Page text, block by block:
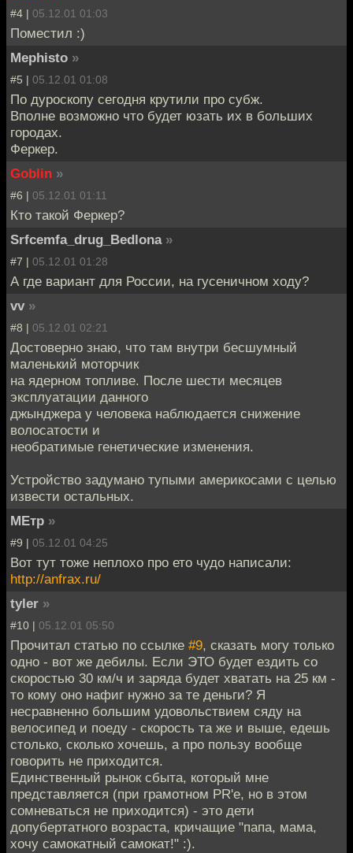
#4 | 05.12.01 01:03
Поместил :)
Mephisto »
#5 | 05.12.01 01:08
По дуроскопу сегодня крутили про субж.
Вполне возможно что будет юзать их в больших
городах.
Феркер.
Goblin »
#6 | 05.12.01 01:11
Кто такой Феркер?
Srfcemfa_drug_Bedlona »
#7 | 05.12.01 01:28
А где вариант для России, на гусеничном ходу?
vv »
#8 | 05.12.01 02:21
Достоверно знаю, что там внутри бесшумный
маленький моторчик
на ядерном топливе. После шести месяцев
эксплуатации данного
джынджера у человека наблюдается снижение
волосатости и
необратимые генетические изменения.
Устройство задумано тупыми америкосами с целью
извести остальных.
МЕтр »
#9 | 05.12.01 04:25
Вот тут тоже неплохо про ето чудо написали:
http://anfrax.ru/
tyler »
#10 | 05.12.01 05:50
Прочитал статью по ссылке #9, сказать могу только
одно - вот же дебилы. Если ЭТО будет ездить со
скоростью 30 км/ч и заряда будет хватать на 25 км -
то кому оно нафиг нужно за те деньги? Я
несравненно большим удовольствием сяду на
велосипед и поеду - скорость та же и выше, едешь
столько, сколько хочешь, а про пользу вообще
говорить не приходится.
Единственный рынок сбыта, который мне
представляется (при грамотном PR'е, но в этом
сомневаться не приходится) - это дети
допубертатного возраста, кричащие "папа, мама,
хочу самокатный самокат!" :).